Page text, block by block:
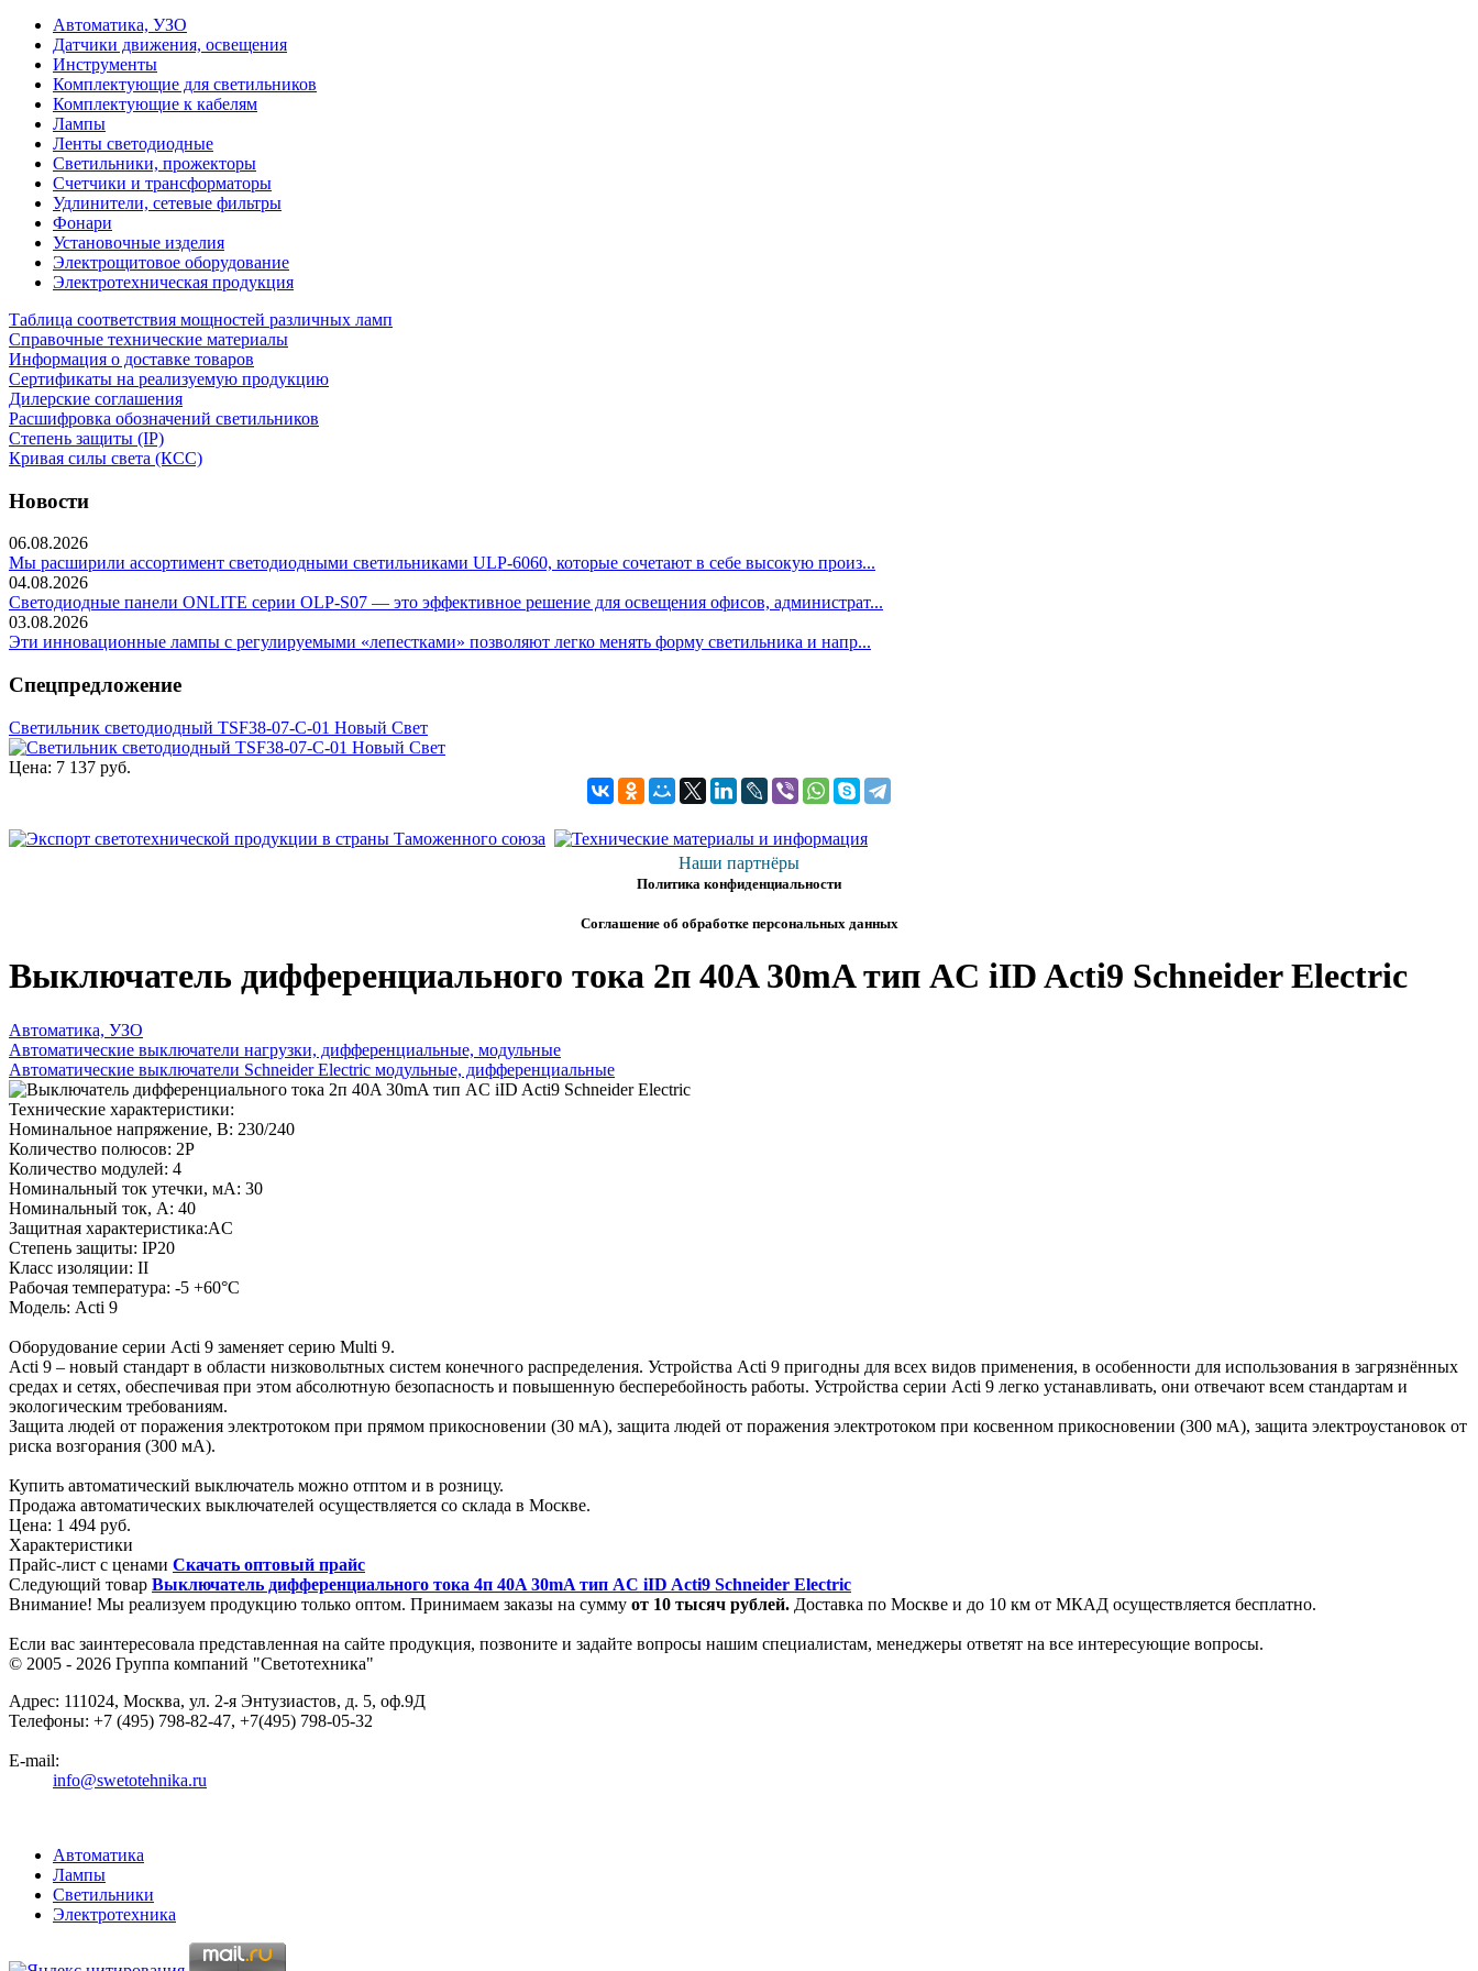
Автоматика, УЗО
Датчики движения, освещения
Инструменты
Комплектующие для светильников
Комплектующие к кабелям
Лампы
Ленты светодиодные
Светильники, прожекторы
Счетчики и трансформаторы
Удлинители, сетевые фильтры
Фонари
Установочные изделия
Электрощитовое оборудование
Электротехническая продукция
Таблица соответствия мощностей различных ламп
Справочные технические материалы
Информация о доставке товаров
Сертификаты на реализуемую продукцию
Дилерские соглашения
Расшифровка обозначений светильников
Степень защиты (IP)
Кривая силы света (КСС)
Новости
06.08.2026
Мы расширили ассортимент светодиодными светильниками ULP-6060, которые сочетают в себе высокую произ...
04.08.2026
Светодиодные панели ONLITE серии OLP-S07 — это эффективное решение для освещения офисов, администрат...
03.08.2026
Эти инновационные лампы с регулируемыми «лепестками» позволяют легко менять форму светильника и напр...
Спецпредложение
Светильник светодиодный TSF38-07-C-01 Новый Свет
Цена: 7 137 руб.
Наши партнёры
Политика конфиденциальности
Соглашение об обработке персональных данных
Выключатель дифференциального тока 2п 40A 30mA тип AC iID Acti9 Schneider Electric
Автоматика, УЗО
Автоматические выключатели нагрузки, дифференциальные, модульные
Автоматические выключатели Schneider Electric модульные, дифференциальные
Технические характеристики:
Номинальное напряжение, В: 230/240
Количество полюсов: 2P
Количество модулей: 4
Номинальный ток утечки, мА: 30
Номинальный ток, A: 40
Защитная характеристика:AC
Степень защиты: IP20
Класс изоляции: II
Рабочая температура: -5 +60°C
Модель: Acti 9
Оборудование серии Acti 9 заменяет серию Multi 9.
Acti 9 – новый стандарт в области низковольтных систем конечного распределения. Устройства Acti 9 пригодны для всех видов применения, в особенности для использования в загрязнённых
средах и сетях, обеспечивая при этом абсолютную безопасность и повышенную бесперебойность работы. Устройства серии Acti 9 легко устанавливать, они отвечают всем стандартам и
экологическим требованиям.
Защита людей от поражения электротоком при прямом прикосновении (30 мА), защита людей от поражения электротоком при косвенном прикосновении (300 мА), защита электроустановок от
риска возгорания (300 мА).
Купить автоматический выключатель можно отптом и в розницу.
Продажа автоматических выключателей осуществляется со склада в Москве.
Цена: 1 494 руб.
Характеристики
Прайс-лист с ценами Скачать оптовый прайс
Следующий товар Выключатель дифференциального тока 4п 40A 30mA тип AC iID Acti9 Schneider Electric
Внимание! Мы реализуем продукцию только оптом. Принимаем заказы на сумму от 10 тысяч рублей. Доставка по Москве и до 10 км от МКАД осуществляется бесплатно.
Если вас заинтересовала представленная на сайте продукция, позвоните и задайте вопросы нашим специалистам, менеджеры ответят на все интересующие вопросы.
© 2005 - 2026 Группа компаний "Светотехника"
Адрес: 111024, Москва, ул. 2-я Энтузиастов, д. 5, оф.9Д
Телефоны: +7 (495) 798-82-47, +7(495) 798-05-32
E-mail:
info@swetotehnika.ru
Автоматика
Лампы
Светильники
Электротехника